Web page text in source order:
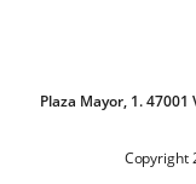
Plaza Mayor, 1.
Copyright